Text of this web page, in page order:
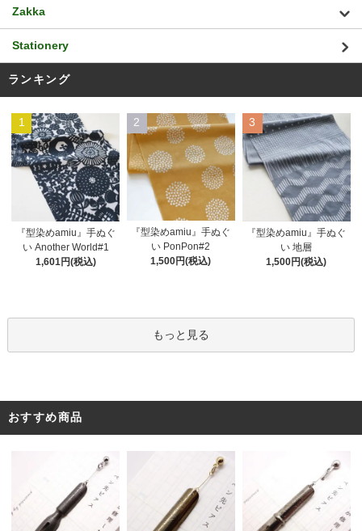
Zakka
Stationery
ランキング
1
『型染めamiu』手ぬぐ
い Another World#1
1,601円(税込)
2
『型染めamiu』手ぬぐ
い PonPon#2
1,500円(税込)
3
『型染めamiu』手ぬぐ
い 地層
1,500円(税込)
もっと見る
おすすめ商品